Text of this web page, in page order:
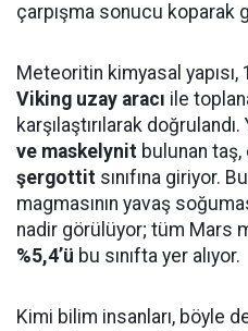
çarpışma sonucu koparak
Meteoritin kimyasal yapısı,
Viking uzay aracı ile
karşılaştırılarak doğrulandı.
ve maskelynit bulunan taş,
şergottit sınıfına giriyor.
magmasının yavaş
nadir görülüyor; tüm Mars
%5,4’ü bu sınıfta yer alıyor.
Kimi bilim insanları, böyle